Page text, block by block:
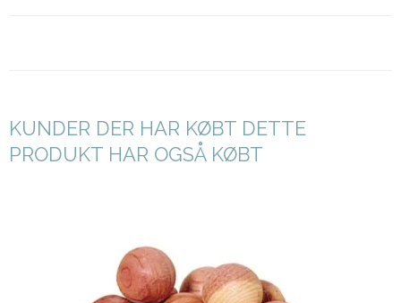
KUNDER DER HAR KØBT DETTE
PRODUKT HAR OGSÅ KØBT